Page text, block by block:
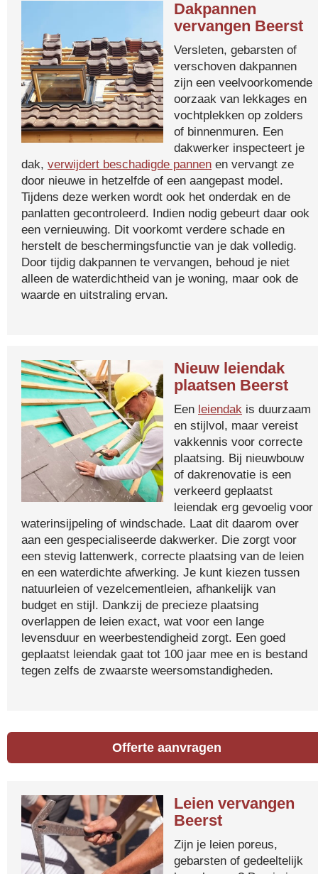
Dakpannen
vervangen Beerst
Versleten, gebarsten of
verschoven dakpannen
zijn een veelvoorkomende
oorzaak van lekkages en
vochtplekken op zolders
of binnenmuren. Een
dakwerker inspecteert je
dak, verwijdert beschadigde pannen en vervangt ze
door nieuwe in hetzelfde of een aangepast model.
Tijdens deze werken wordt ook het onderdak en de
panlatten gecontroleerd. Indien nodig gebeurt daar ook
een vernieuwing. Dit voorkomt verdere schade en
herstelt de beschermingsfunctie van je dak volledig.
Door tijdig dakpannen te vervangen, behoud je niet
alleen de waterdichtheid van je woning, maar ook de
waarde en uitstraling ervan.
Nieuw leiendak
plaatsen Beerst
Een leiendak is duurzaam
en stijlvol, maar vereist
vakkennis voor correcte
plaatsing. Bij nieuwbouw
of dakrenovatie is een
verkeerd geplaatst
leiendak erg gevoelig voor
waterinsijpeling of windschade. Laat dit daarom over
aan een gespecialiseerde dakwerker. Die zorgt voor
een stevig lattenwerk, correcte plaatsing van de leien
en een waterdichte afwerking. Je kunt kiezen tussen
natuurleien of vezelcementleien, afhankelijk van
budget en stijl. Dankzij de precieze plaatsing
overlappen de leien exact, wat voor een lange
levensduur en weerbestendigheid zorgt. Een goed
geplaatst leiendak gaat tot 100 jaar mee en is bestand
tegen zelfs de zwaarste weersomstandigheden.
Offerte aanvragen
Leien vervangen
Beerst
Zijn je leien poreus,
gebarsten of gedeeltelijk